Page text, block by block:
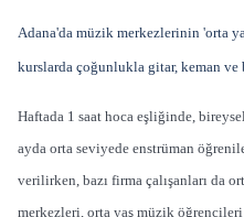
Adana'da müzik merkezlerinin 'orta
kurslarda çoğunlukla gitar, keman
Haftada 1 saat hoca eşliğinde,
ayda orta seviyede enstrüman
verilirken, bazı firma çalışanları da
merkezleri, orta yaş müzik